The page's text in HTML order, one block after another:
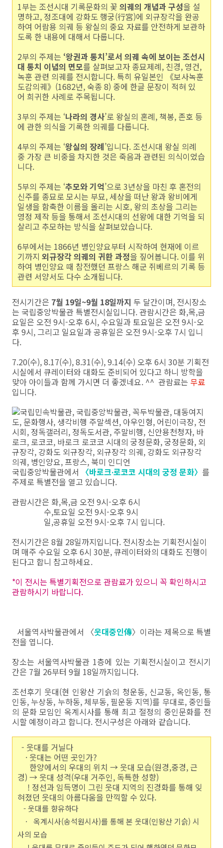
1부는 조선시대 기록문화의 꽃 의궤의 개념과 구성을 설
명하고, 정조대에 강화도 행궁(行宮)에 외규장각을 완공
하여 어람용 의궤 등 왕실의 중요 자료를 안전하게 보관하
도록 한 내용에 대해서 다룹니다.
2부의 주제는 ‘왕권과 통치’로서 의궤 속에 보이는 조선시
대 통치 이념의 면모를 살펴보고자 종묘제례, 친경, 영건,
녹훈 관련 의궤를 전시합니다. 특히 유일본인 《보사녹훈
도감의궤》(1682년, 숙종 8) 중에 한글 문장이 적혀 있
어 희귀한 사례로 주목됩니다.
3부의 주제는 ‘나라의 경사’로 왕실의 혼례, 책봉, 존호 등
에 관한 의식을 기록한 의궤를 다룹니다.
4부의 주제는 ‘왕실의 장례’입니다. 조선시대 왕실 의례
중 가장 큰 비중을 차지한 것은 죽음과 관련된 의식이었습
니다.
5부의 주제는 ‘추모와 기억’으로 3년상을 마친 후 혼전의
신주를 종묘로 모시는 부묘, 세상을 떠난 왕과 왕비에게
일생을 함축한 이름을 올리는 시호, 왕의 초상을 그리는
영정 제작 등을 통해서 조선시대의 선왕에 대한 기억을 되
살리고 추모하는 방식을 살펴보았습니다.
6부에서는 1866년 병인양요부터 시작하여 현재에 이르
기까지 외규장각 의궤의 귀환 과정을 짚어봅니다. 이를 위
하여 병인양요 때 참전했던 프랑스 해군 쥐베르의 기록 등
관련 서양서도 다수 소개됩니다.
전시기간은 7월 19일~9월 18일까지 두 달간이며, 전시장소
는 국립중앙박물관 특별전시실입니다. 관람시간은 화,목,금
요일은 오전 9시-오후 6시, 수요일과 토요일은 오전 9시-오
후 9시, 그리고 일요일과 공휴일은 오전 9시-오후 7시 입니
다.
7.20(수), 8.17(수), 8.31(수), 9.14(수) 오후 6시 30분 기획전
시실에서 큐레이터와 대화도 준비되어 있다고 하니 방학을
맞아 아이들과 함께 가시면 더 좋겠네요. ^^ 관람료는 무료
입니다.
국립중앙박물관에서 〈바로크∙로코코 시대의 궁정 문화〉 를
주제로 특별전을 열고 있습니다.
관람시간은 화,목,금 오전 9시-오후 6시
수,토요일 오전 9시-오후 9시
일,공휴일 오전 9시-오후 7시 입니다.
전시기간은 8월 28일까지입니다. 전시장소는 기획전시실이
며 매주 수요일 오후 6시 30분, 큐레이터와의 대화도 진행이
된다고 합니 참고하세요.
*이 전시는 특별기획전으로 관람료가 있으니 꼭 확인하시고
관람하시기 바랍니다.
서울역사박물관에서 〈웃대중인傳〉이라는 제목으로 특별
전을 엽니다.
장소는 서울역사박물관 1층에 있는 기획전시실이고 전시기
간은 7월 26부터 9월 18일까지입니다.
조선후기 웃대(현 인왕산 기슭의 청운동, 신교동, 옥인동, 통
인동, 누상동, 누하동, 체부동, 필운동 지역)를 무대로, 중인들
의 문화 모임인 옥계시사를 통해 최고 절정의 중인문화를 전
시할 예정이라고 합니다. 전시구성은 아래와 같습니다.
- 웃대를 거닐다
· 웃대는 어떤 곳인가?
한양에서의 우대의 위치 → 웃대 모습(원경,중경, 근
경) → 웃대 성격(우대 거주인, 독특한 성향)
! 정선과 임득명이 그린 웃대 지역의 진경화를 통해 잊
혀졌던 웃대의 아름다움을 만끽할 수 있다.
- 웃대를 향유하다
· 옥계시사(송석원시사)를 통해 본 웃대(인왕산 기슭) 시
사의 모습